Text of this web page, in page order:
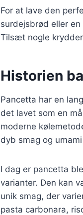
For at lave den
surdejsbrød eller
Tilsæt nogle
Historien
Pancetta har en
det lavet som en
moderne
dyb smag og
I dag er pancetta
varianter. Den kan
unik smag, der
pasta carbonara,